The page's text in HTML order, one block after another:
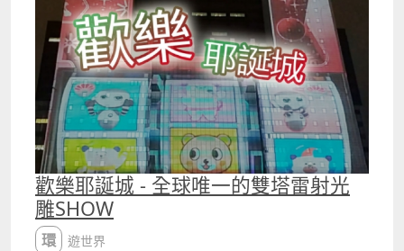
歡樂耶誕城 - 全球唯一的雙塔雷射光
雕SHOW
環遊世界